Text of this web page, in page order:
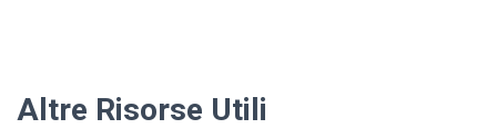
Altre Risorse Utili